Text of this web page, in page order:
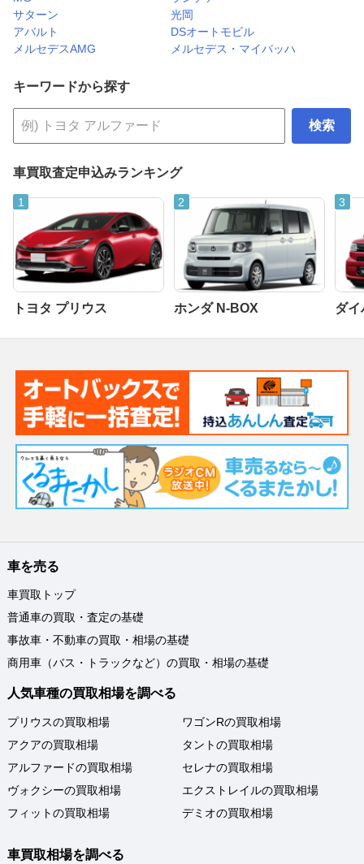
サターン
光岡
アバルト
DSオートモビル
メルセデスAMG
メルセデス・マイバッハ
キーワードから探す
検索
車買取査定申込みランキング
トヨタ プリウス ホンダ N-BOX ダイ
車を売る
車買取トップ
普通車の買取・査定の基礎
事故車・不動車の買取・相場の基礎
商用車（バス・トラックなど）の買取・相場の基礎
人気車種の買取相場を調べる
プリウスの買取相場
アクアの買取相場
アルファードの買取相場
ヴォクシーの買取相場
フィットの買取相場
ワゴンRの買取相場
タントの買取相場
セレナの買取相場
エクストレイルの買取相場
デミオの買取相場
車買取相場を調べる